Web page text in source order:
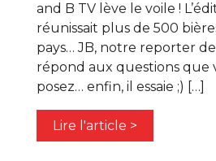
and B TV lève le voile !
réunissait plus de 500
pays… JB, notre reporter
répond aux questions que
posez… enfin, il essaie ;) […]
Lire l'article >